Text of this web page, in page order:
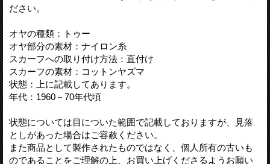
ださい。
オヤの種類：トゥー
オヤ部分の素材：ナイロン糸
スカーフへの取り付け方法：直付け
スカーフの素材：コットンヤズマ
状態：上に記載してあります。
年代：1960－70年代頃
状態については目についた範囲で記載しておりますが、見落
としがあった場合はご容赦ください。
また商品として製作されたものではなく、個人所有の古いも
のであることをご理解の上、お買い上げくださるようお願い